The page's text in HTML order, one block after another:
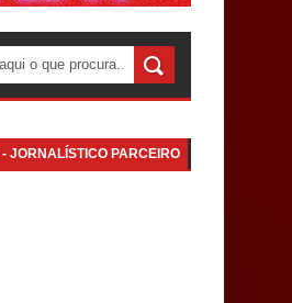
JORNALÍSTICO PARCEIRO